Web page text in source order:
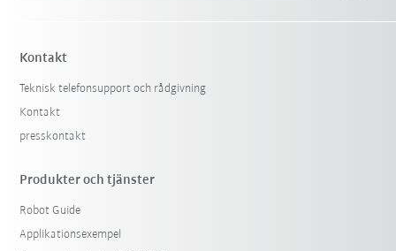
Kontakt
Teknisk telefonsupport och rådgivning
Kontakt
presskontakt
Produkter och tjänster
Robot Guide
Applikationsexempel